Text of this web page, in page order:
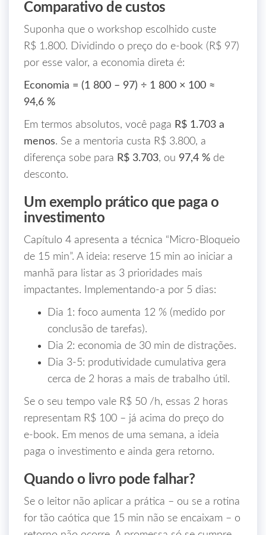
Comparativo de custos
Suponha que o workshop escolhido custe
R$ 1.800. Dividindo o preço do e‑book (R$ 97)
por esse valor, a economia direta é:
Economia = (1 800 – 97) ÷ 1 800 × 100 ≈
94,6 %
Em termos absolutos, você paga R$ 1.703 a
menos. Se a mentoria custa R$ 3.800, a
diferença sobe para R$ 3.703, ou 97,4 % de
desconto.
Um exemplo prático que paga o
investimento
Capítulo 4 apresenta a técnica “Micro‑Bloqueio
de 15 min”. A ideia: reserve 15 min ao iniciar a
manhã para listar as 3 prioridades mais
impactantes. Implementando‑a por 5 dias:
Dia 1: foco aumenta 12 % (medido por
conclusão de tarefas).
Dia 2: economia de 30 min de distrações.
Dia 3‑5: produtividade cumulativa gera
cerca de 2 horas a mais de trabalho útil.
Se o seu tempo vale R$ 50 /h, essas 2 horas
representam R$ 100 – já acima do preço do
e‑book. Em menos de uma semana, a ideia
paga o investimento e ainda gera retorno.
Quando o livro pode falhar?
Se o leitor não aplicar a prática – ou se a rotina
for tão caótica que 15 min não se encaixam – o